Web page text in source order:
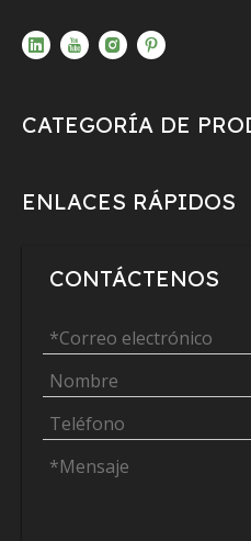
CATEGORÍA DE
ENLACES RÁPIDOS
CONTÁCTENOS